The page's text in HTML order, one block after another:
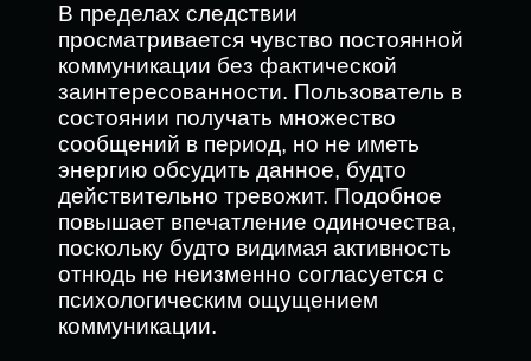
В пределах следствии
просматривается чувство постоянной
коммуникации без фактической
заинтересованности. Пользователь в
состоянии получать множество
сообщений в период, но не иметь
энергию обсудить данное, будто
действительно тревожит. Подобное
повышает впечатление одиночества,
поскольку будто видимая активность
отнюдь не неизменно согласуется с
психологическим ощущением
коммуникации.